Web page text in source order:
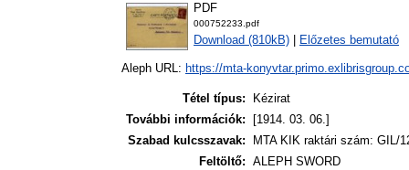
PDF
000752233.pdf
Download (810kB) Előzetes bemutató
Aleph URL: https://mta-
Tétel típus:
Kézirat
További információk:
[1914. 03. 06.]
Szabad kulcsszavak:
MTA KIK raktári szám: GIL/
Feltöltő: ALEPH SWORD